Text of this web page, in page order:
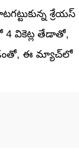
శ్రేయస్
వికెట్ల తేడాతో,
ఈ మ్యాచ్‌లో